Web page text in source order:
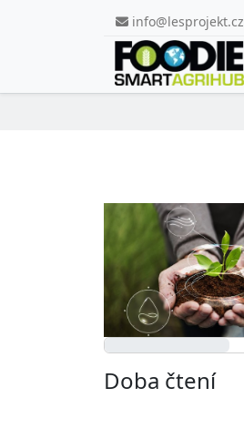
info@lesprojekt.cz
Doba čtení